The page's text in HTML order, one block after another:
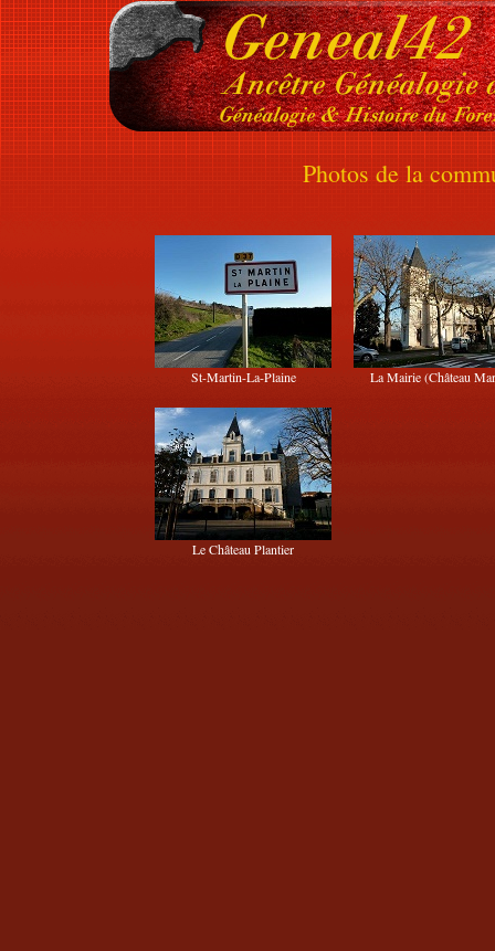
Photos de la
St-Martin-La-Plaine La Mairie (Château
Le Château Plantier